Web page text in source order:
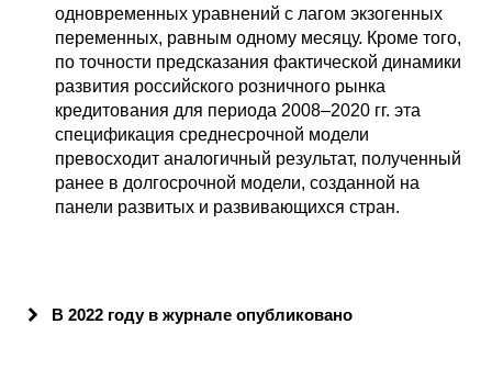
одновременных уравнений с лагом экзогенных
переменных, равным одному месяцу. Кроме того,
по точности предсказания фактической динамики
развития российского розничного рынка
кредитования для периода 2008–2020 гг. эта
спецификация среднесрочной модели
превосходит аналогичный результат, полученный
ранее в долгосрочной модели, созданной на
панели развитых и развивающихся стран.
В 2022 году в журнале опубликовано